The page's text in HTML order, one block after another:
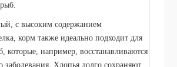
с высоким содержанием
корм также идеально подходит для
которые, например, восстанавливаются
заболевания. Хлопья долго сохраняют